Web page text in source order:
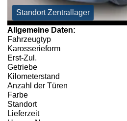
Standort Zentrallager
Allgemeine Daten:
Fahrzeugtyp
Karosserieform
Erst-Zul.
Getriebe
Kilometerstand
Anzahl der Türen
Farbe
Standort
Lieferzeit